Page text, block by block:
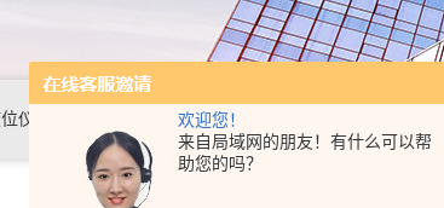
欢迎您！
来自局域网的朋友！有什么可以帮
助您的吗？
仪表、温度仪表及水质分析仪表